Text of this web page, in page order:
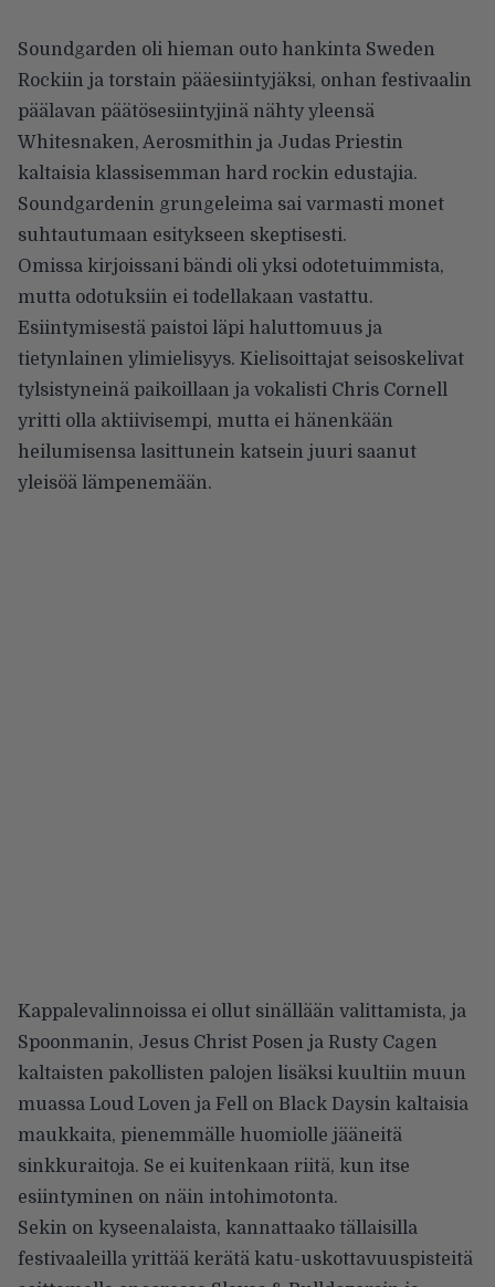
Soundgarden oli hieman outo hankinta Sweden
Rockiin ja torstain pääesiintyjäksi, onhan festivaalin
päälavan päätösesiintyjinä nähty yleensä
Whitesnaken, Aerosmithin ja Judas Priestin
kaltaisia klassisemman hard rockin edustajia.
Soundgardenin grungeleima sai varmasti monet
suhtautumaan esitykseen skeptisesti.
Omissa kirjoissani bändi oli yksi odotetuimmista,
mutta odotuksiin ei todellakaan vastattu.
Esiintymisestä paistoi läpi haluttomuus ja
tietynlainen ylimielisyys. Kielisoittajat seisoskelivat
tylsistyneinä paikoillaan ja vokalisti Chris Cornell
yritti olla aktiivisempi, mutta ei hänenkään
heilumisensa lasittunein katsein juuri saanut
yleisöä lämpenemään.
Kappalevalinnoissa ei ollut sinällään valittamista, ja
Spoonmanin, Jesus Christ Posen ja Rusty Cagen
kaltaisten pakollisten palojen lisäksi kuultiin muun
muassa Loud Loven ja Fell on Black Daysin kaltaisia
maukkaita, pienemmälle huomiolle jääneitä
sinkkuraitoja. Se ei kuitenkaan riitä, kun itse
esiintyminen on näin intohimotonta.
Sekin on kyseenalaista, kannattaako tällaisilla
festivaaleilla yrittää kerätä katu-uskottavuuspisteitä